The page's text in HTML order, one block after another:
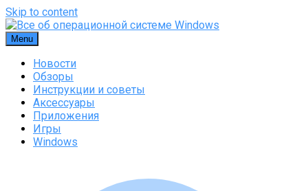
Skip to content
Menu
Новости
Обзоры
Инструкции и советы
Аксессуары
Приложения
Игры
Windows